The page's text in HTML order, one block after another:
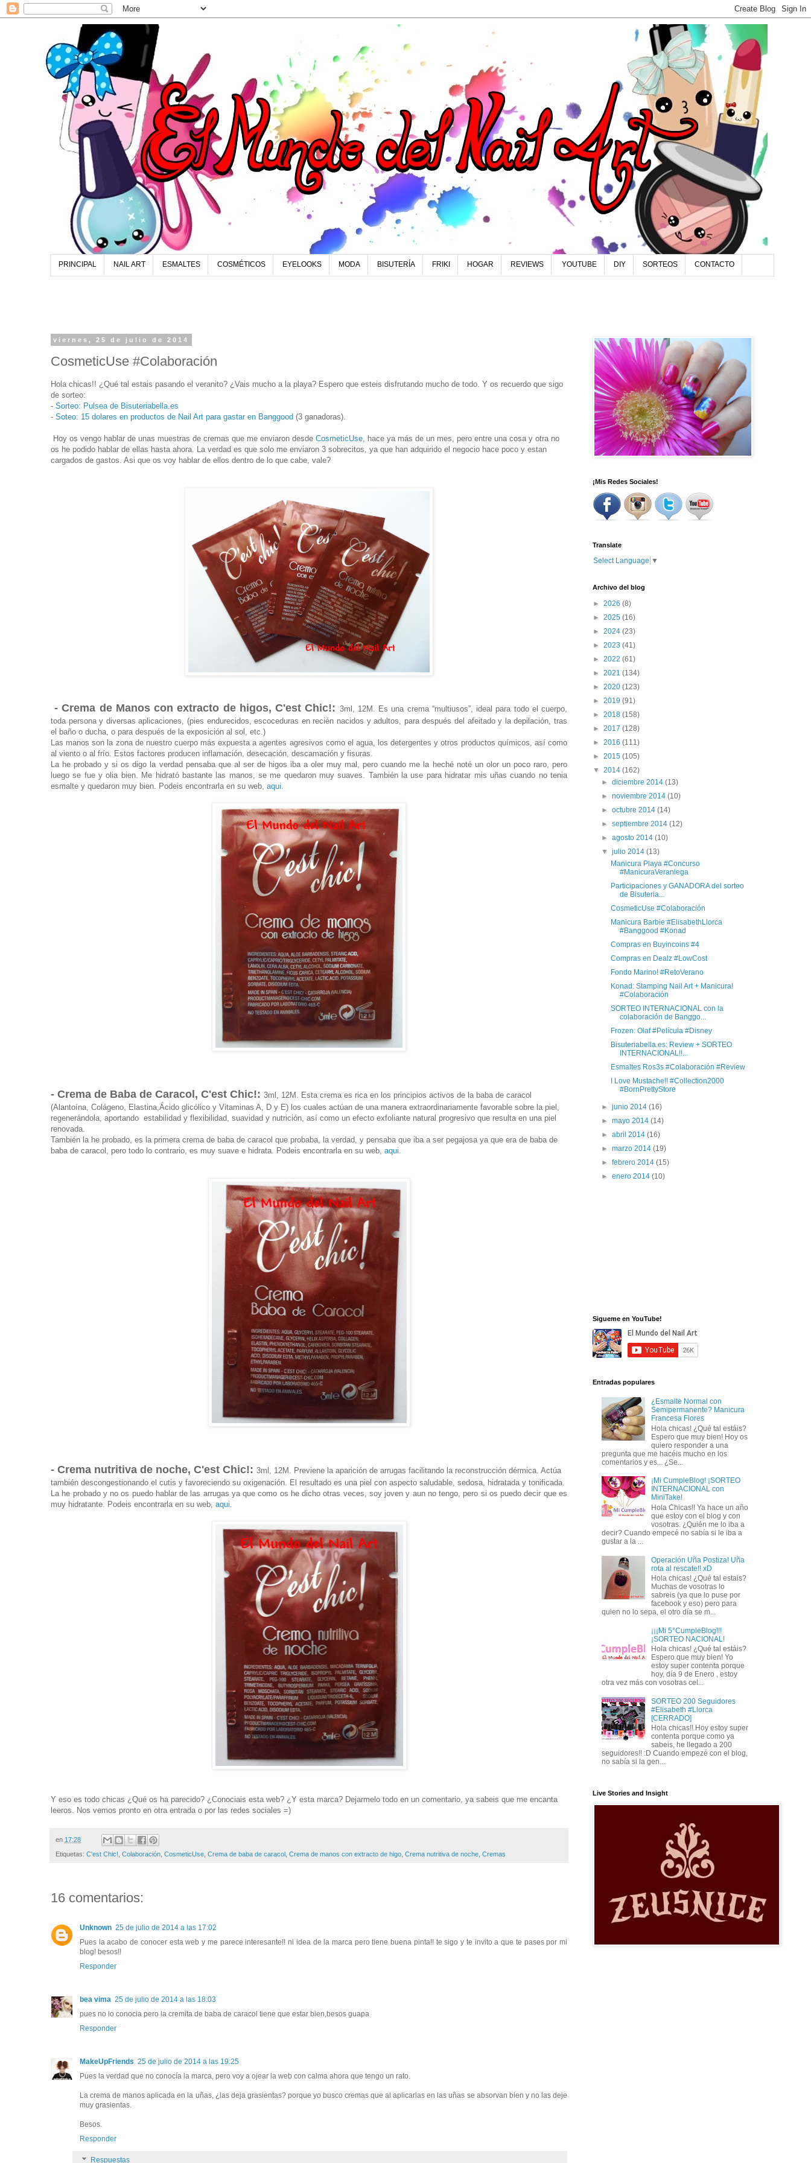
PRINCIPAL NAIL ART ESMALTES COSMÉTICOS EYELOOKS MODA BISUTERÍA FRIKI HOGAR REVIEWS YOUTUBE DIY SORTEOS CONTACTO
viernes, 25 de julio de 2014
CosmeticUse #Colaboración
Hola chicas!! ¿Qué tal estais pasando el veranito? ¿Vais mucho a la playa? Espero que esteis disfrutando mucho de todo. Y os recuerdo que sigo
de sorteo:
- Sorteo: Pulsea de Bisuteriabella.es
- Soteo: 15 dolares en productos de Nail Art para gastar en Banggood (3 ganadoras).
Hoy os vengo hablar de unas muestras de cremas que me enviaron desde CosmeticUse , hace ya más de un mes, pero entre una cosa y otra no
os he podido hablar de ellas hasta ahora. La verdad es que solo me enviaron 3 sobrecitos, ya que han adquirido el negocio hace poco y estan
cargados de gastos. Asi que os voy hablar de ellos dentro de lo que cabe, vale?
- Crema de Manos con extracto de higos, C'est Chic!: 3ml, 12M. Es una crema “multiusos”, ideal para todo el cuerpo,
toda persona y diversas aplicaciones, (pies endurecidos, escoceduras en recién nacidos y adultos, para después del afeitado y la depilación, tras
el baño o ducha, o para después de la exposición al sol, etc.)
Las manos son la zona de nuestro cuerpo más expuesta a agentes agresivos como el agua, los detergentes y otros productos químicos, así como
al viento o al frío. Estos factores producen inflamación, desecación, descamación y fisuras.
La he probado y si os digo la verdad pensaba que al ser de higos iba a oler muy mal, pero cuando me la heché noté un olor un poco raro, pero
luego se fue y olia bien. Me hidrató bastante las manos, se me quedaron muy suaves. También la use para hidratar mis uñas cuando no tenia
esmalte y quedaron muy bien. Podeis encontrarla en su web, aqui.
- Crema de Baba de Caracol, C'est Chic!: 3ml, 12M.
Esta crema es rica en los principios activos de la baba de caracol
(Alantoína, Colágeno, Elastina,Ácido glicólico y Vitaminas A, D y E) los cuales actúan de una manera extraordinariamente favorable sobre la piel,
regenerándola, aportando estabilidad y flexibilidad, suavidad y nutrición, así como un efecto exfoliante natural progresivo que resulta en una piel
renovada.
También la he probado, es la primera crema de baba de caracol que probaba, la verdad, y pensaba que iba a ser pegajosa ya que era de baba de
baba de caracol, pero todo lo contrario, es muy suave e hidrata. Podeis encontrarla en su web, aqui.
- Crema nutritiva de noche, C'est Chic!: 3ml, 12M. Previene la aparición de arrugas facilitando la reconstrucción dérmica. Actúa
también descongestionando el cutis y favoreciendo su oxigenación. El resultado es una piel con aspecto saludable, sedosa, hidratada y tonificada.
La he probado y no os puedo hablar de las arrugas ya que como os he dicho otras veces, soy joven y aun no tengo, pero si os puedo decir que es
muy hidratante. Podeis encontrarla en su web, aqui.
Y eso es todo chicas ¿Qué os ha parecido? ¿Conociais esta web? ¿Y esta marca? Dejarmelo todo en un comentario, ya sabeis que me encanta
leeros. Nos vemos pronto en otra entrada o por las redes sociales =)
en 17:28
Etiquetas: C'est Chic! Colaboración CosmeticUse Crema de baba de caracol Crema de manos con extracto de higo Crema nutritiva de noche Cremas
16 comentarios:
Unknown 25 de julio de 2014 a las 17:02
Pues la acabo de conocer esta web y me parece interesante!! ni idea de la marca pero tiene buena pinta!! te sigo y te invito a que te pases por mi
blog! besos!!
Responder
bea vima 25 de julio de 2014 a las 18:03
pues no lo conocia pero la cremita de baba de caracol tiene que estar bien,besos guapa
Responder
MakeUpFriends 25 de julio de 2014 a las 19:25
Pues la verdad que no conocía la marca, pero voy a ojear la web con calma ahora que tengo un rato.
La crema de manos aplicada en la uñas, ¿las deja grasientas? porque yo busco cremas que al aplicarlas en las uñas se absorvan bien y no las deje
muy grasientas.
Besos.
Responder
Respuestas
¡Mis Redes Sociales!
Translate
Select Language ▼
Archivo del blog
► 2026 (8)
► 2025 (16)
► 2024 (23)
► 2023 (41)
► 2022 (61)
► 2021 (134)
► 2020 (123)
► 2019 (91)
► 2018 (158)
► 2017 (128)
► 2016 (111)
► 2015 (105)
▼ 2014 (162)
►diciembre 2014(13)
►noviembre 2014(10)
►octubre 2014(14)
►septiembre 2014(12)
►agosto 2014(10)
▼julio 2014(13)
Manicura Playa #Concurso
#ManicuraVeraniega
Participaciones y GANADORA del sorteo
de Bisuteria...
CosmeticUse #Colaboración
Manicura Barbie #ElisabethLlorca
#Banggood #Konad
Compras en Buyincoins #4
Compras en Dealz #LowCost
Fondo Marino! #RetoVerano
Konad: Stamping Nail Art + Manicura!
#Colaboración
SORTEO INTERNACIONAL con la
colaboración de Banggo...
Frozen: Olaf #Película #Disney
Bisuteriabella.es: Review + SORTEO
INTERNACIONAL!!...
Esmaltes Ros3s #Colaboración #Review
I Love Mustache!! #Collection2000
#BornPrettyStore
►junio 2014(16)
►mayo 2014(14)
►abril 2014(16)
►marzo 2014(19)
►febrero 2014(15)
►enero 2014(10)
Sigueme en YouTube!
Entradas populares
¿Esmalte Normal con
Semipermanente? Manicura
Francesa Flores
Hola chicas! ¿Qué tal estáis?
Espero que muy bien! Hoy os
quiero responder a una
pregunta que me hacéis mucho en los
comentarios y es... ¿Se...
¡Mi CumpleBlog! ¡SORTEO
INTERNACIONAL con
MiniTake!
Hola Chicas!! Ya hace un año
que estoy con el blog y con
vosotras. ¿Quién me lo iba a
decir? Cuando empecé no sabía si le iba a
gustar a la ...
Operación Uña Postiza! Uña
rota al rescate!! xD
Hola chicas! ¿Qué tal estais?
Muchas de vosotras lo
sabreis (ya que lo puse por
facebook y eso) pero para
quien no lo sepa, el otro día se m...
¡¡¡Mi 5°CumpleBlog!!!
¡SORTEO NACIONAL!
Hola chicas! ¿Qué tal estáis?
Espero que muy bien! Yo
estoy super contenta porque
hoy, día 9 de Enero , estoy
otra vez más con vosotras cel...
SORTEO 200 Seguidores
#Elisabeth #Llorca
[CERRADO]
Hola chicas!! Hoy estoy super
contenta porque como ya
sabeis, he llegado a 200
seguidores!! :D Cuando empezé con el blog,
no sabía si la gen...
Live Stories and Insight